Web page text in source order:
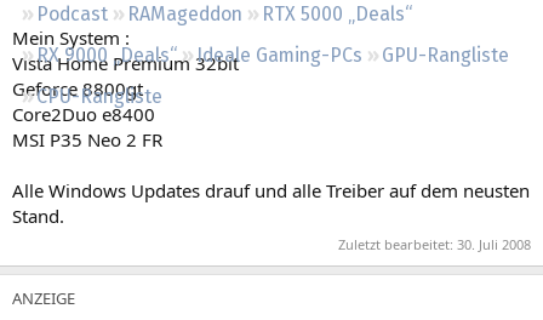
Podcast RAMageddon
RTX 5000 „Deals“
RX 9000 „Deals“
Ideale Gaming-PCs
GPU-Rangliste
CPU-Rangliste
Mein System :
Vista Home Premium 32bit
Geforce 8800gt
Core2Duo e8400
MSI P35 Neo 2 FR
Alle Windows Updates drauf und alle Treiber auf dem neusten
Stand.
Zuletzt bearbeitet: 30. Juli 2008